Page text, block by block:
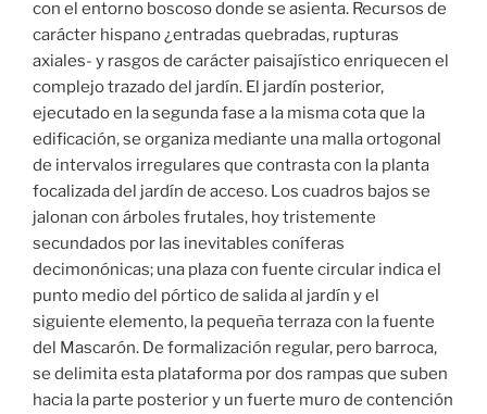
con el entorno boscoso donde se asienta. Recursos de
carácter hispano ¿entradas quebradas, rupturas
axiales- y rasgos de carácter paisajístico enriquecen el
complejo trazado del jardín. El jardín posterior,
ejecutado en la segunda fase a la misma cota que la
edificación, se organiza mediante una malla ortogonal
de intervalos irregulares que contrasta con la planta
focalizada del jardín de acceso. Los cuadros bajos se
jalonan con árboles frutales, hoy tristemente
secundados por las inevitables coníferas
decimonónicas; una plaza con fuente circular indica el
punto medio del pórtico de salida al jardín y el
siguiente elemento, la pequeña terraza con la fuente
del Mascarón. De formalización regular, pero barroca,
se delimita esta plataforma por dos rampas que suben
hacia la parte posterior y un fuerte muro de contención